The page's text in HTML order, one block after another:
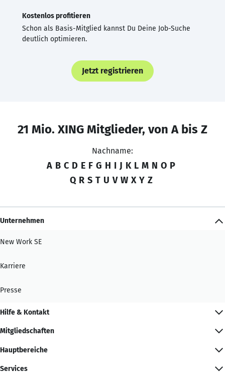
Kostenlos profitieren
Schon als Basis-Mitglied kannst Du Deine Job-Suche
deutlich optimieren.
Jetzt registrieren
21 Mio. XING Mitglieder, von A bis Z
Nachname:
A B C D E F G H I J K L M N O P
Q R S T U V W X Y Z
Unternehmen
New Work SE
Karriere
Presse
Hilfe & Kontakt
Mitgliedschaften
Hauptbereiche
Services